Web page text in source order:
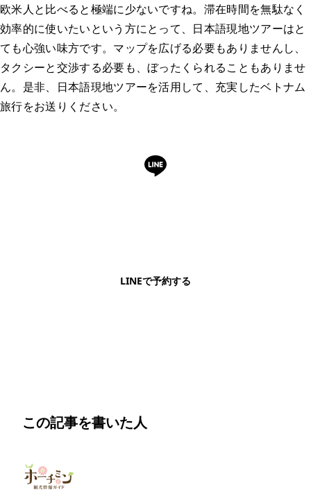
欧米人と比べると極端に少ないですね。滞在時間を無駄なく
効率的に使いたいという方にとって、日本語現地ツアーはと
ても心強い味方です。マップを広げる必要もありませんし、
タクシーと交渉する必要も、ぼったくられることもありませ
ん。是非、日本語現地ツアーを活用して、充実したベトナム
旅行をお送りください。
LINEで予約する
この記事を書いた人